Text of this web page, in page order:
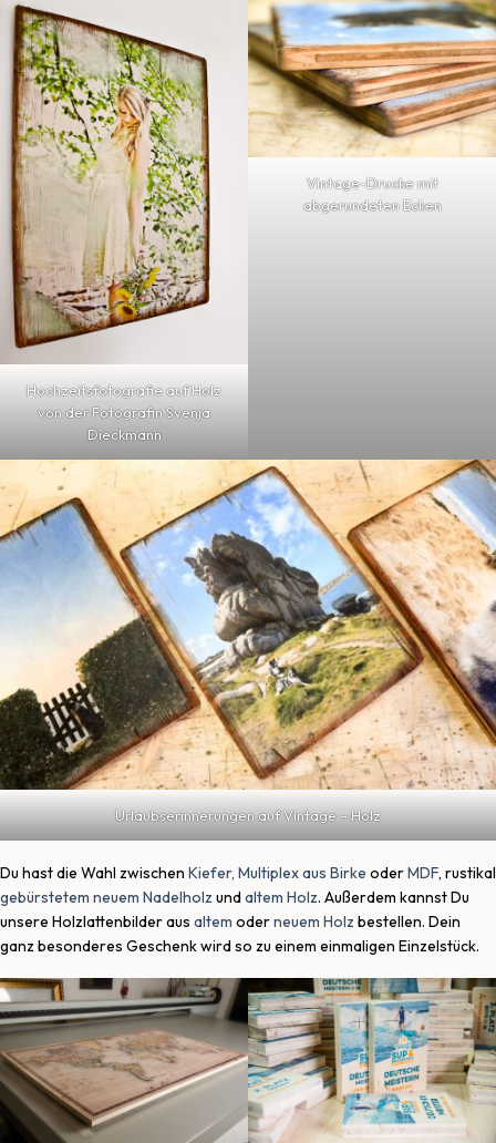
Hochzeitsfotografie auf Holz
von der Fotografin Svenja
Dieckmann
Vintage-Drucke mit
abgerundeten Ecken
Urlaubserinnerungen auf Vintage – Holz
Du hast die Wahl zwischen Kiefer, Multiplex aus Birke oderMDF, rustikal
gebürstetem neuem Nadelholz undaltem Holz. Außerdem kannst Du
unsere Holzlattenbilder aus altem oderneuem Holz bestellen. Dein
ganz besonderes Geschenk wird so zu einem einmaligen Einzelstück.